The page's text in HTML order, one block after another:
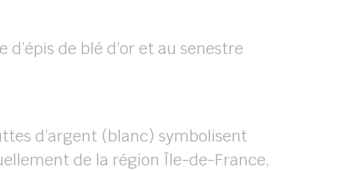
de blé d’or et au senestre
d’argent (blanc) symbolisent
de la région Île-de-France,